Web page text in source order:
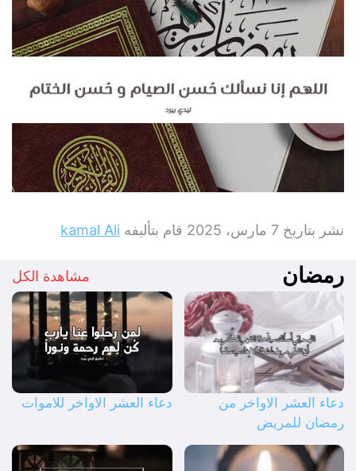
نشر بتاريخ 7 مارس، 2025 قام بتأليفه kamal Ali
رمضان مشاهدة الكل
دعاء العشر الاواخر من
رمضان للمريض
دعاء العشر الاواخر للاموات